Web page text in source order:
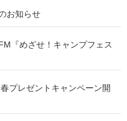
お知らせ
『めざせ！キャンプフェス
プレゼントキャンペーン開